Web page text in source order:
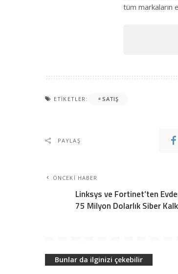
tüm markaların
ETIKETLER: SATIŞ
PAYLAŞ
ÖNCEKI HABER
Linksys ve Fortinet’ten
75 Milyon Dolarlık Siber
Bunlar da ilginizi çekebilir